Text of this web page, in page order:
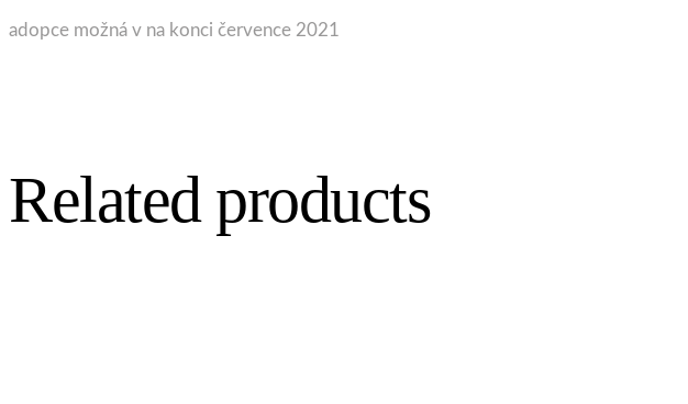
adopce možná v na konci července 2021
Related products